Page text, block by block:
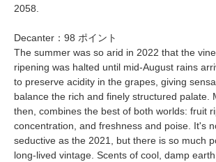
2058.
Decanter：98 ポイント
The summer was so arid in 2022 that the
ripening was halted until mid-August rains
to preserve acidity in the grapes, giving
balance the rich and finely structured palate.
then, combines the best of both worlds: fruit
concentration, and freshness and poise. It's
seductive as the 2021, but there is so much
long-lived vintage. Scents of cool, damp